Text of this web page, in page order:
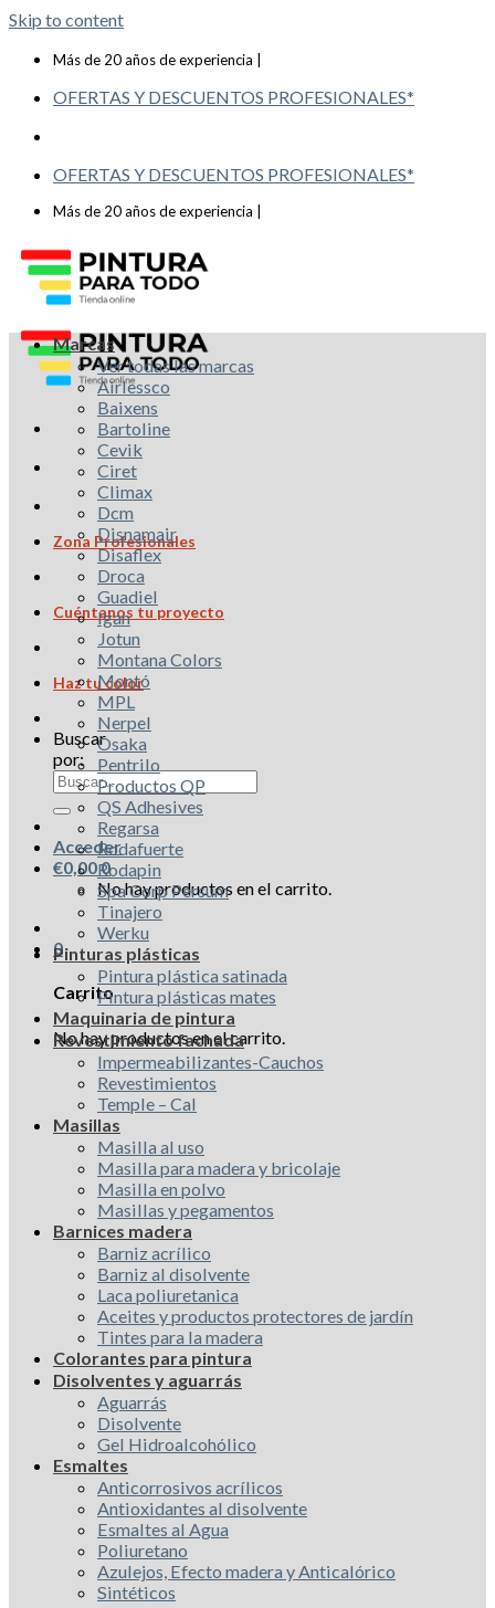
Skip to content
Más de 20 años de experiencia |
OFERTAS Y DESCUENTOS PROFESIONALES*
OFERTAS Y DESCUENTOS PROFESIONALES*
Más de 20 años de experiencia |
Zona Profesionales
Cuéntanos tu proyecto
Haz tu color
Buscar
por:
Acceder
€0,000
No hay productos en el carrito.
0
Carrito
No hay productos en el carrito.
Marcas
Ver todas las marcas
Airlessco
Baixens
Bartoline
Cevik
Ciret
Climax
Dcm
Disnamair
Disaflex
Droca
Guadiel
Igan
Jotun
Montana Colors
Montó
MPL
Nerpel
Osaka
Pentrilo
Productos QP
QS Adhesives
Regarsa
Rodafuerte
Rodapin
Spa Corp Persum
Tinajero
Werku
Pinturas plásticas
Pintura plástica satinada
Pintura plásticas mates
Maquinaria de pintura
Revestimiento fachada
Impermeabilizantes-Cauchos
Revestimientos
Temple – Cal
Masillas
Masilla al uso
Masilla para madera y bricolaje
Masilla en polvo
Masillas y pegamentos
Barnices madera
Barniz acrílico
Barniz al disolvente
Laca poliuretanica
Aceites y productos protectores de jardín
Tintes para la madera
Colorantes para pintura
Disolventes y aguarrás
Aguarrás
Disolvente
Gel Hidroalcohólico
Esmaltes
Anticorrosivos acrílicos
Antioxidantes al disolvente
Esmaltes al Agua
Poliuretano
Azulejos, Efecto madera y Anticalórico
Sintéticos